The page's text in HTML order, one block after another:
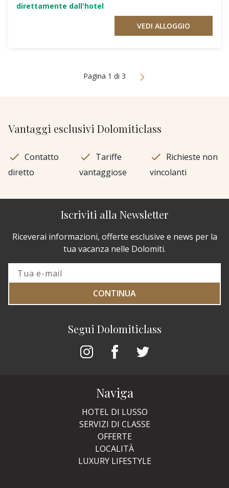
direttamente dall'hotel
VEDI ALLOGGIO
Pagina 1 di 3
Vantaggi esclusivi Dolomiticlass
Contatto
diretto
Tariffe
vantaggiose
Richieste non
vincolanti
Segui Dolomiticlass
Iscriviti alla Newsletter
Riceverai informazioni, offerte esclusive e news per la
tua vacanza nelle Dolomiti.
CONTINUA
Naviga
HOTEL DI LUSSO
SERVIZI DI CLASSE
OFFERTE
LOCALITÀ
LUXURY LIFESTYLE